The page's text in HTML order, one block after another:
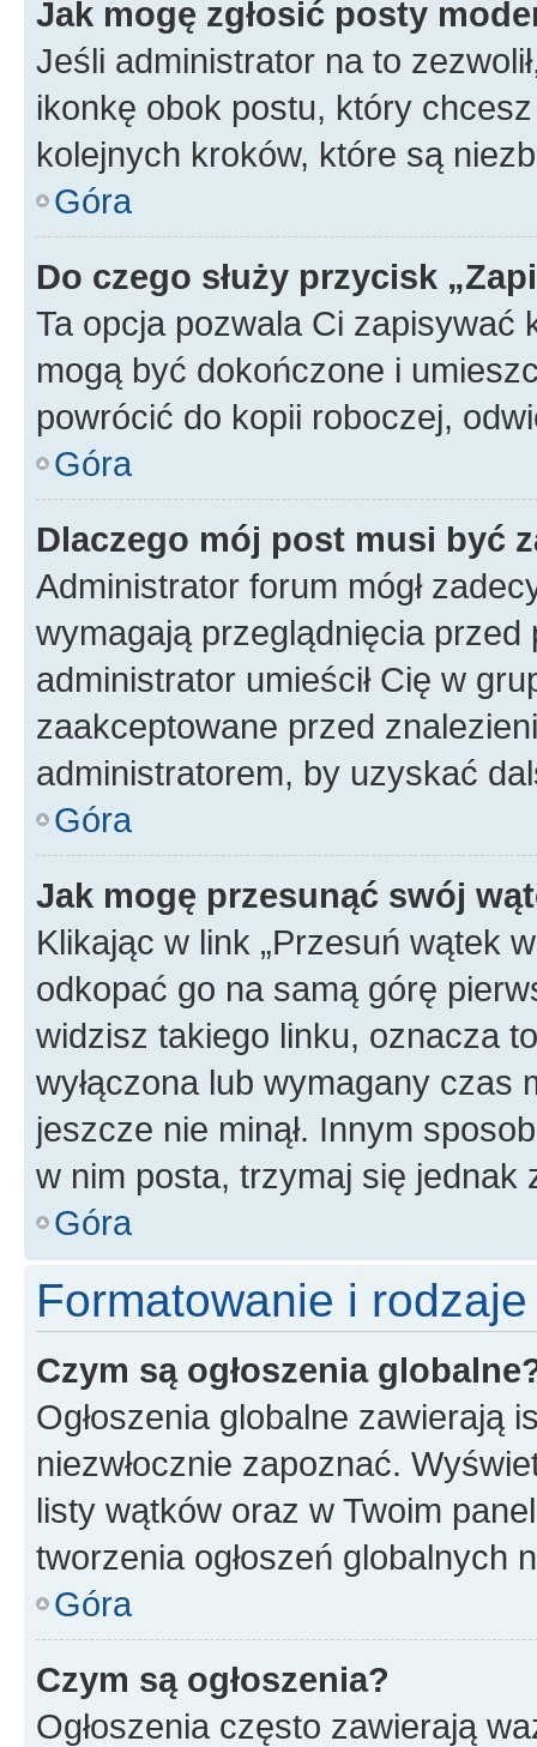
Jak mogę zgłosić posty
Jeśli administrator na to
ikonkę obok postu, który
kolejnych kroków, które są
Góra
Do czego służy przycisk
Ta opcja pozwala Ci zapisywać
mogą być dokończone i
powrócić do kopii roboczej,
Góra
Dlaczego mój post musi być
Administrator forum mógł
wymagają przeglądnięcia
administrator umieścił Cię w
zaakceptowane przed
administratorem, by uzyskać
Góra
Jak mogę przesunąć swój
Klikając w link „Przesuń wątek
odkopać go na samą górę
widzisz takiego linku, oznacza
wyłączona lub wymagany czas
jeszcze nie minął. Innym
w nim posta, trzymaj się jednak
Góra
Formatowanie i
Czym są ogłoszenia
Ogłoszenia globalne zawierają
niezwłocznie zapoznać.
listy wątków oraz w Twoim
tworzenia ogłoszeń globalnych
Góra
Czym są ogłoszenia?
Ogłoszenia często zawierają